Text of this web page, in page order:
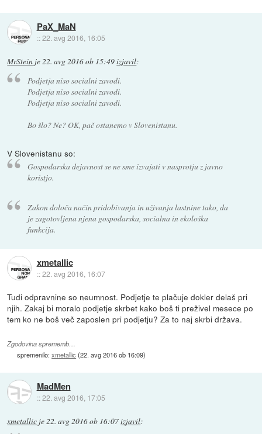
PaX_MaN
::22. avg 2016, 16:05
MrStein je 22. avg 2016 ob 15:49izjavil:
Podjetja niso socialni zavodi.
Podjetja niso socialni zavodi.
Podjetja niso socialni zavodi.
Bo šlo? Ne? OK, pač ostanemo v Slovenistanu.
V Slovenistanu so:
Gospodarska dejavnost se ne sme izvajati v nasprotju z javno
koristjo.
Zakon določa način pridobivanja in uživanja lastnine tako, da
je zagotovljena njena gospodarska, socialna in ekološka
funkcija.
xmetallic
::22. avg 2016, 16:07
Tudi odpravnine so neumnost. Podjetje te plačuje dokler delaš pri
njih. Zakaj bi moralo podjetje skrbet kako boš ti preživel mesece po
tem ko ne boš več zaposlen pri podjetju? Za to naj skrbi država.
Zgodovina sprememb…
spremenilo:xmetallic (22. avg 2016 ob 16:09)
MadMen
::22. avg 2016, 17:05
xmetallic je 22. avg 2016 ob 16:07izjavil: